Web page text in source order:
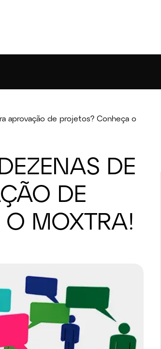
aprovação de projetos? Conheça o
DE
DE
MOXTRA!